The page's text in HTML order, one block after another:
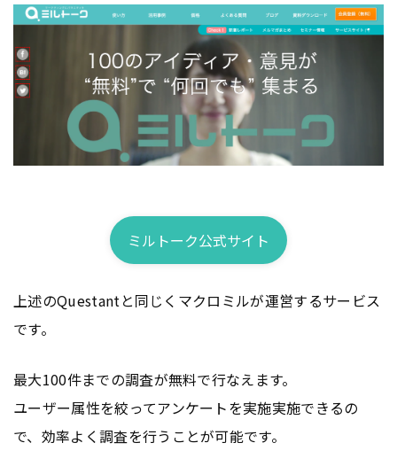
ミルトーク公式サイト
上述のQuestantと同じくマクロミルが運営するサービス
です。
最大100件までの調査が無料で行なえます。
ユーザー属性を絞ってアンケートを実施実施できるの
で、効率よく調査を行うことが可能です。